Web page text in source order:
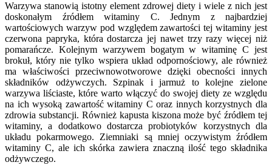
Warzywa stanowią istotny element zdrowej diety i wiele z nich jest
doskonałym źródłem witaminy C. Jednym z najbardziej
wartościowych warzyw pod względem zawartości tej witaminy jest
czerwona papryka, która dostarcza jej nawet trzy razy więcej niż
pomarańcze. Kolejnym warzywem bogatym w witaminę C jest
brokuł, który nie tylko wspiera układ odpornościowy, ale również
ma właściwości przeciwnowotworowe dzięki obecności innych
składników odżywczych. Szpinak i jarmuż to kolejne zielone
warzywa liściaste, które warto włączyć do swojej diety ze względu
na ich wysoką zawartość witaminy C oraz innych korzystnych dla
zdrowia substancji. Również kapusta kiszona może być źródłem tej
witaminy, a dodatkowo dostarcza probiotyków korzystnych dla
układu pokarmowego. Ziemniaki są mniej oczywistym źródłem
witaminy C, ale ich skórka zawiera znaczną ilość tego składnika
odżywczego.